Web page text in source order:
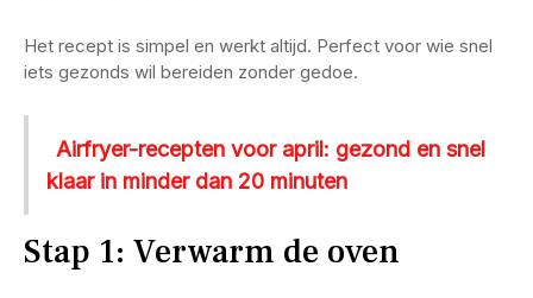
Het recept is simpel en werkt altijd. Perfect voor wie snel
iets gezonds wil bereiden zonder gedoe.
Airfryer-recepten voor april: gezond en snel
klaar in minder dan 20 minuten
Stap 1: Verwarm de oven